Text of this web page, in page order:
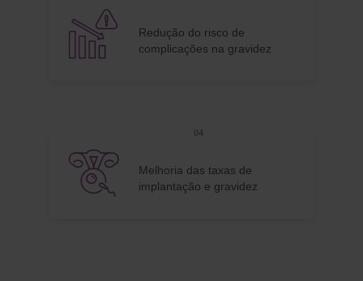
Redução do risco de
complicações na gravidez
Melhoria das taxas de
implantação e gravidez